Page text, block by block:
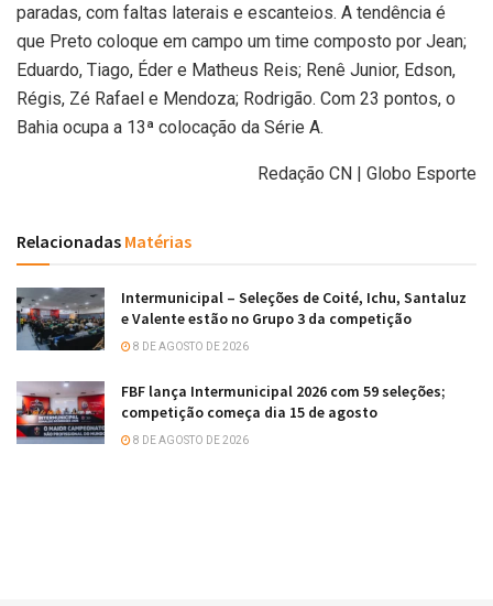
paradas, com faltas laterais e escanteios. A tendência é
que Preto coloque em campo um time composto por Jean;
Eduardo, Tiago, Éder e Matheus Reis; Renê Junior, Edson,
Régis, Zé Rafael e Mendoza; Rodrigão. Com 23 pontos, o
Bahia ocupa a 13ª colocação da Série A.
Redação CN | Globo Esporte
Relacionadas Matérias
Intermunicipal – Seleções de Coité, Ichu, Santaluz
e Valente estão no Grupo 3 da competição
8 DE AGOSTO DE 2026
FBF lança Intermunicipal 2026 com 59 seleções;
competição começa dia 15 de agosto
8 DE AGOSTO DE 2026